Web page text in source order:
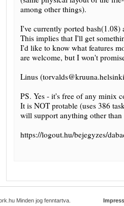
among other things).
I've currently ported bash(1.08)
This implies that I'll get
I'd like to know what features
are welcome, but I won't
Linus
PS. Yes - it's free of any minix
It is NOT protable (uses 386
will support anything other
https://logout.hu/bejegyzes/
Minden jog fenntartva.